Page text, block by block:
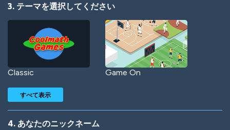
3. テーマを選択してください
Classic Game On
すべて表示
4. あなたのニックネーム